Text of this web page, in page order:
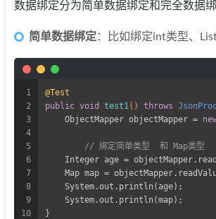
数据绑定分为简单数据绑定和完全数据绑
简单数据绑定：比如绑定int类型、
1
2
3
4
5
6
7
8
9
10
@Test
public void test1() throws
    ObjectMapper objectMapper =
// 绑定简单类型  和 Map类型
Integer age =
Map map =
    System.out.println(age);
    System.out.println(map);
}